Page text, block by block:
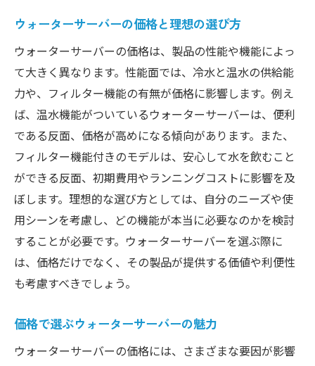
ウォーターサーバーの価格と理想の選び方
ウォーターサーバーの価格は、製品の性能や機能によっ
て大きく異なります。性能面では、冷水と温水の供給能
力や、フィルター機能の有無が価格に影響します。例え
ば、温水機能がついているウォーターサーバーは、便利
である反面、価格が高めになる傾向があります。また、
フィルター機能付きのモデルは、安心して水を飲むこと
ができる反面、初期費用やランニングコストに影響を及
ぼします。理想的な選び方としては、自分のニーズや使
用シーンを考慮し、どの機能が本当に必要なのかを検討
することが必要です。ウォーターサーバーを選ぶ際に
は、価格だけでなく、その製品が提供する価値や利便性
も考慮すべきでしょう。
価格で選ぶウォーターサーバーの魅力
ウォーターサーバーの価格には、さまざまな要因が影響